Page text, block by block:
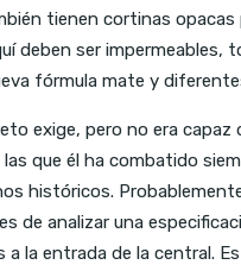
tienen cortinas
deben ser
fórmula mate y
exige, pero no era
que él ha combatido
históricos.
de analizar una
la entrada de la central.